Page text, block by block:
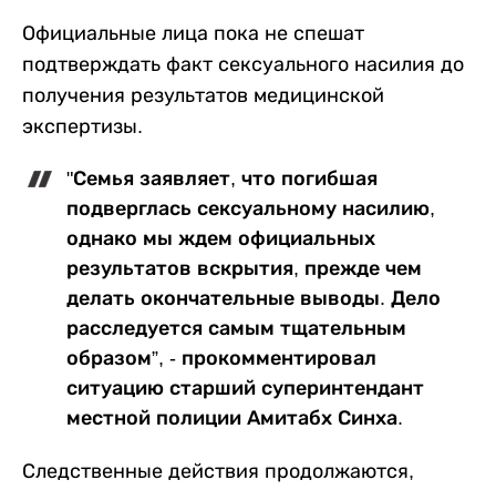
Официальные лица пока не спешат
подтверждать факт сексуального насилия до
получения результатов медицинской
экспертизы.
"Семья заявляет, что погибшая
подверглась сексуальному насилию,
однако мы ждем официальных
результатов вскрытия, прежде чем
делать окончательные выводы. Дело
расследуется самым тщательным
образом”, - прокомментировал
ситуацию старший суперинтендант
местной полиции Амитабх Синха.
Следственные действия продолжаются,